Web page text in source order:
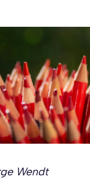
Wendt